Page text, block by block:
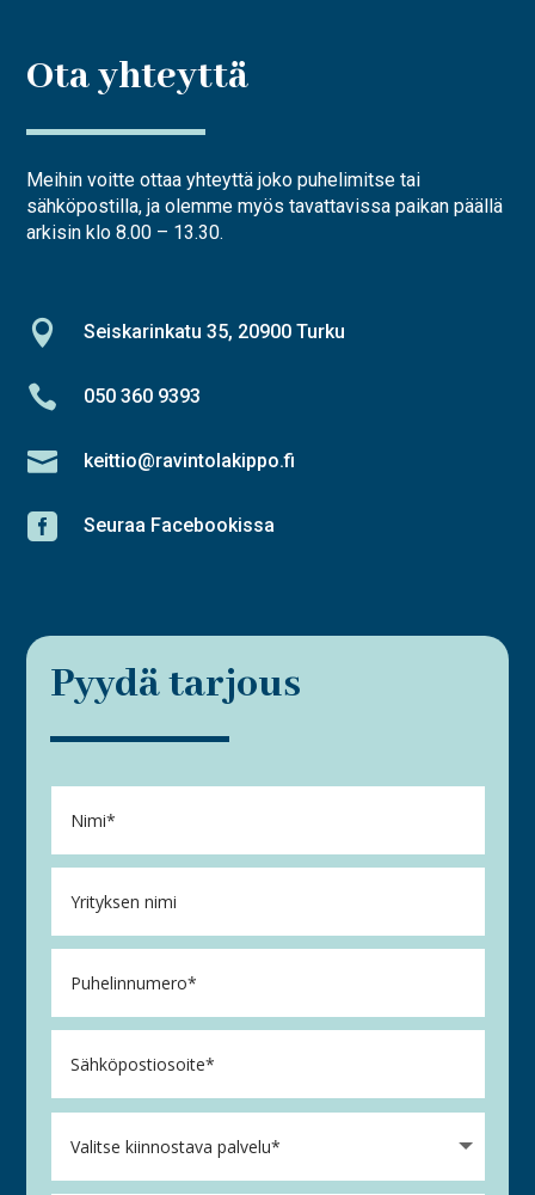
Ota yhteyttä
Meihin voitte ottaa yhteyttä joko puhelimitse tai
sähköpostilla, ja olemme myös tavattavissa paikan päällä
arkisin klo 8.00 – 13.30.
 Seiskarinkatu 35, 20900 Turku
 050 360 9393
 keittio@ravintolakippo.fi
 Seuraa Facebookissa
Pyydä tarjous